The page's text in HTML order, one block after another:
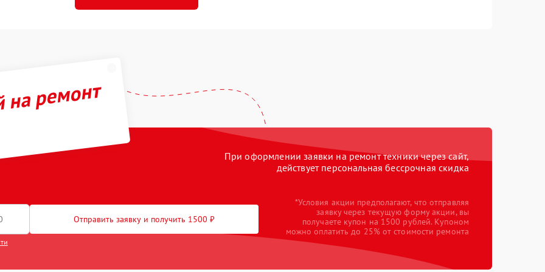
ремонт
При оформлении заявки на ремонт техники через сайт,
действует персональная бессрочная скидка
Отправить заявку и получить 1500 ₽
*Условия акции предполагают, что отправляя
заявку через текущую форму акции, вы
получаете купон на 1500 рублей. Купоном
можно оплатить до 25% от стоимости ремонта